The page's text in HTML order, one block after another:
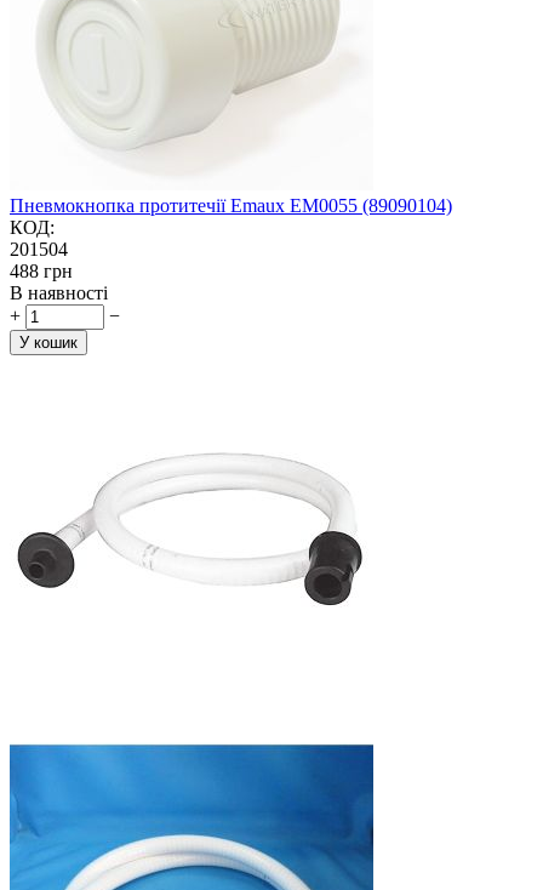
Пневмокнопка протитечії Emaux EM0055 (89090104)
КОД:
201504
‍488‍ грн
В наявності
+
−
У кошик